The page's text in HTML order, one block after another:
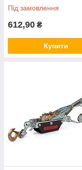
Під замовлення
612,90 ₴
Купити